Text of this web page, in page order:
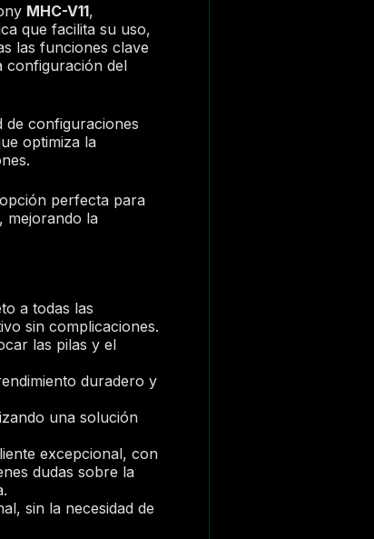
MHC-V11,
que facilita su uso,
las funciones clave
configuración del
de configuraciones
optimiza la
perfecta para
mejorando la
a todas las
sin complicaciones.
las pilas y el
duradero y
una solución
excepcional, con
dudas sobre la
sin la necesidad de